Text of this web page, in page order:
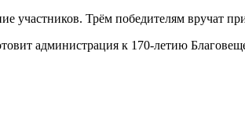
участников. Трём победителям вручат
администрация к 170-летию